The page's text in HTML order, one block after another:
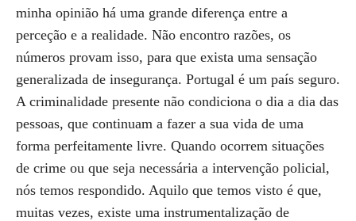
minha opinião há uma grande diferença entre a
perceção e a realidade. Não encontro razões, os
números provam isso, para que exista uma sensação
generalizada de insegurança. Portugal é um país seguro.
A criminalidade presente não condiciona o dia a dia das
pessoas, que continuam a fazer a sua vida de uma
forma perfeitamente livre. Quando ocorrem situações
de crime ou que seja necessária a intervenção policial,
nós temos respondido. Aquilo que temos visto é que,
muitas vezes, existe uma instrumentalização de